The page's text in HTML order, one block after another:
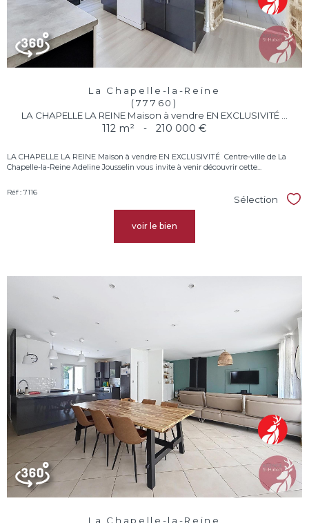
La Chapelle-la-Reine
(77760)
LA CHAPELLE LA REINE Maison à vendre EN EXCLUSIVITÉ ...
112 m² - 210 000 €
LA CHAPELLE LA REINE Maison à vendre EN EXCLUSIVITÉ  Centre-ville de La
Chapelle-la-Reine Adeline Jousselin vous invite à venir découvrir cette...
Réf : 7116
Sélection
voir le bien
La Chapelle-la-Reine